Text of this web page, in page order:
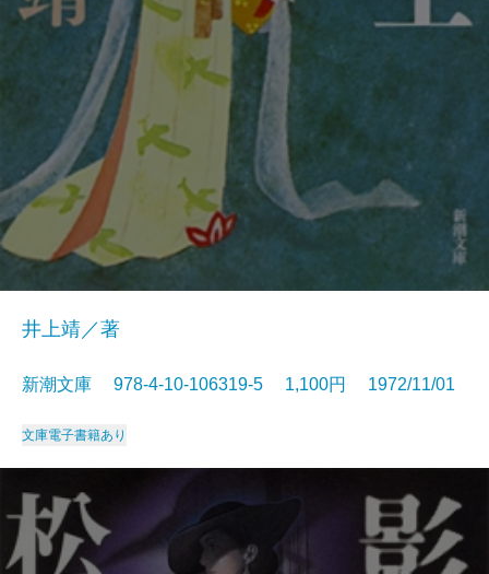
井上靖／著
新潮文庫 978-4-10-106319-5 1,100円 1972/11/01
文庫電子書籍あり